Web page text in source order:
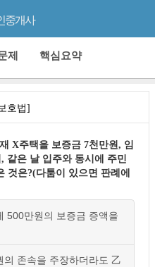
중개사
제 핵심요약
호법]
X주택을 보증금 7천만원, 임
같은 날 입주와 동시에 주민
것은?(다툼이 있으면 판례에
만원의 보증금 증액을
존속을 주장하더라도 乙